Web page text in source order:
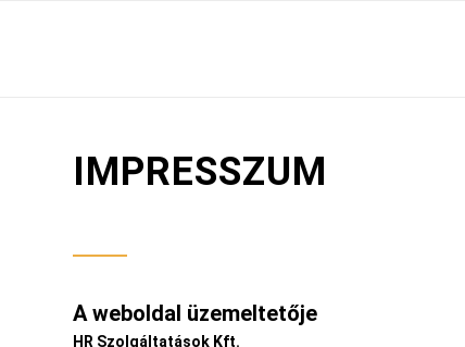
IMPRESSZUM
A weboldal üzemeltetője
HR Szolgáltatások Kft.